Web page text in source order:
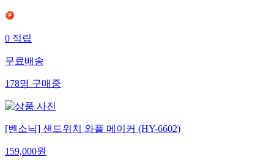
0 적립
무료배송
178명 구매중
[벤소닉] 샌드위치 와플 메이커 (HY-6602)
159,000원